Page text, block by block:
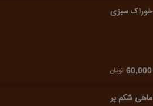
خوراک سبزی
60,000 تومان
ماهی شکم پر